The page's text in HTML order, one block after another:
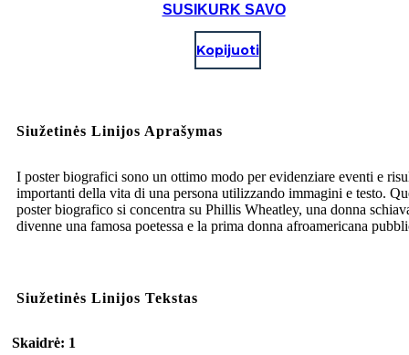
SUSIKURK SAVO
Kopijuoti
Siužetinės Linijos Aprašymas
I poster biografici sono un ottimo modo per evidenziare eventi e
importanti della vita di una persona utilizzando immagini e testo.
poster biografico si concentra su Phillis Wheatley, una donna
divenne una famosa poetessa e la prima donna afroamericana
Siužetinės Linijos Tekstas
Skaidrė: 1